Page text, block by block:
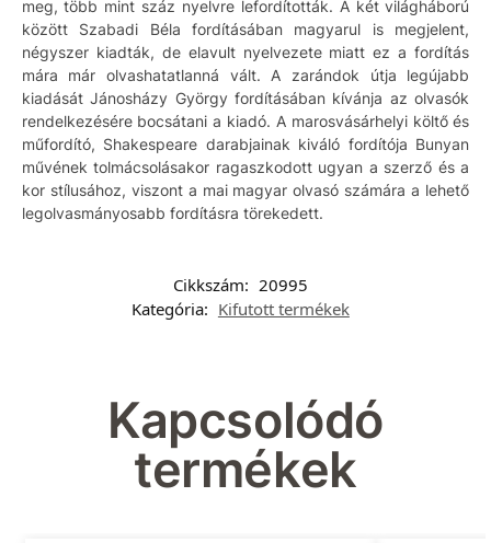
meg, több mint száz nyelvre lefordították. A két világháború
között Szabadi Béla fordításában magyarul is megjelent,
négyszer kiadták, de elavult nyelvezete miatt ez a fordítás
mára már olvashatatlanná vált. A zarándok útja legújabb
kiadását Jánosházy György fordításában kívánja az olvasók
rendelkezésére bocsátani a kiadó. A marosvásárhelyi költő és
műfordító, Shakespeare darabjainak kiváló fordítója Bunyan
művének tolmácsolásakor ragaszkodott ugyan a szerző és a
kor stílusához, viszont a mai magyar olvasó számára a lehető
legolvasmányosabb fordításra törekedett.
Cikkszám: 20995
Kategória: Kifutott termékek
Kapcsolódó
termékek